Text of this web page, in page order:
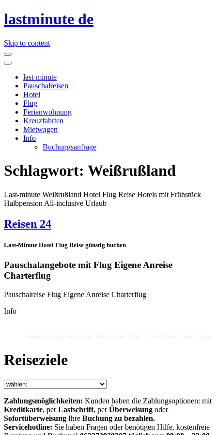
lastminute de
Skip to content
last-minute
Pauschalreisen
Hotel
Flug
Ferienwohnung
Kreuzfahrten
Mietwagen
Info
Buchungsanfrage
Schlagwort: Weißrußland
Last-minute Weißrußland Hotel Flug Reise Hotels mit Frühstück
Halbpension All-inclusive Urlaub
Reisen 24
Last-Minute Hotel Flug Reise günstig buchen
Pauschalangebote mit Flug Eigene Anreise
Charterflug
Pauschalreise Flug Eigene Anreise Charterflug
Info
Reiseziele
Zahlungsmöglichkeiten: Kunden haben die Zahlungsoptionen: mit
Kreditkarte, perLastschrift, perÜberweisung oder
Sofortüberweisung Ihre Buchung zu bezahlen.
Servicehotline: Sie haben Fragen oder benötigen Hilfe, kostenfreie